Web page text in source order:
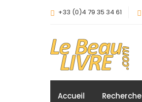
+33 (0)4 79 35 34 61
Accueil
Recherche